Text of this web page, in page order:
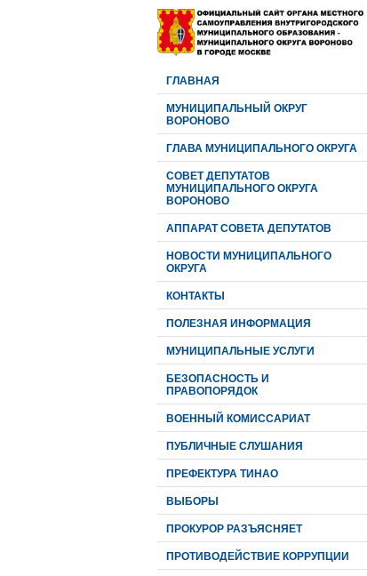
ГЛАВНАЯ
МУНИЦИПАЛЬНЫЙ ОКРУГ
ВОРОНОВО
ГЛАВА МУНИЦИПАЛЬНОГО ОКРУГА
CОВЕТ ДЕПУТАТОВ
МУНИЦИПАЛЬНОГО ОКРУГА
ВОРОНОВО
АППАРАТ СОВЕТА ДЕПУТАТОВ
НОВОСТИ МУНИЦИПАЛЬНОГО
ОКРУГА
КОНТАКТЫ
ПОЛЕЗНАЯ ИНФОРМАЦИЯ
МУНИЦИПАЛЬНЫЕ УСЛУГИ
БЕЗОПАСНОСТЬ И
ПРАВОПОРЯДОК
ВОЕННЫЙ КОМИССАРИАТ
ПУБЛИЧНЫЕ СЛУШАНИЯ
ПРЕФЕКТУРА ТИНАО
ВЫБОРЫ
ПРОКУРОР РАЗЪЯСНЯЕТ
ПРОТИВОДЕЙСТВИЕ КОРРУПЦИИ